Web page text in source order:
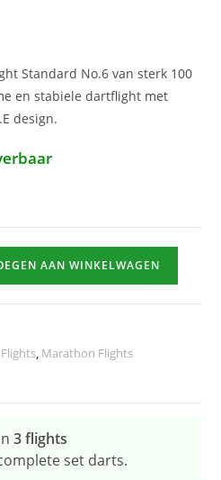
Standard No.6 van sterk 100
en stabiele dartflight met
design.
AAN WINKELWAGEN
, Marathon Flights
3 flights
set darts.